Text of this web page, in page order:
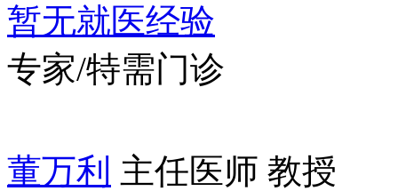
暂无就医经验
专家/特需门诊
董万利 主任医师 教授